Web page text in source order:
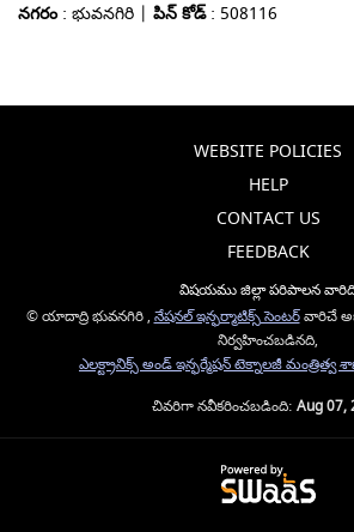
నగరం: భువనగిరి |పిన్ కోడ్: 508116
WEBSITE POLICIES
HELP
CONTACT US
FEEDBACK
విషయము జిల్లా పరిపాలన
© యాదాద్రి భువనగిరి , నేషనల్ ఇన్ఫర్మాటిక్స్ సెంటర్వారిచే
నిర్వహించబడినది,
ఎలక్ట్రానిక్స్ అండ్ ఇన్ఫర్మేషన్ టెక్నాలజీ మంత్రిత్వ
చివరిగా నవీకరించబడింది: Aug 07,